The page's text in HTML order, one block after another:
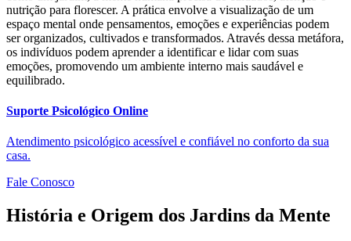
nutrição para florescer. A prática envolve a visualização de um
espaço mental onde pensamentos, emoções e experiências podem
ser organizados, cultivados e transformados. Através dessa metáfora,
os indivíduos podem aprender a identificar e lidar com suas
emoções, promovendo um ambiente interno mais saudável e
equilibrado.
Suporte Psicológico Online
Atendimento psicológico acessível e confiável no conforto da sua
casa.
Fale Conosco
História e Origem dos Jardins da Mente